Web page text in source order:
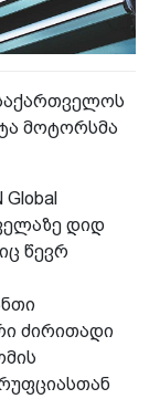
მოტორსმა
დიდ
წევრ
ძირითადი